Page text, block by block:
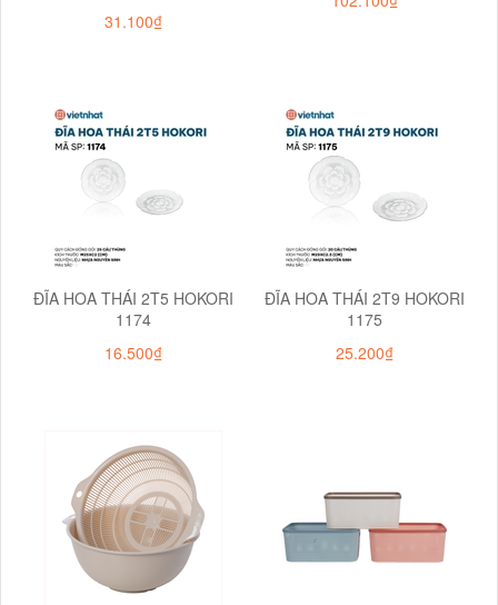
31.100₫
ĐĨA HOA THÁI 2T5 HOKORI
1174
16.500₫
ĐĨA HOA THÁI 2T9 HOKORI
1175
25.200₫